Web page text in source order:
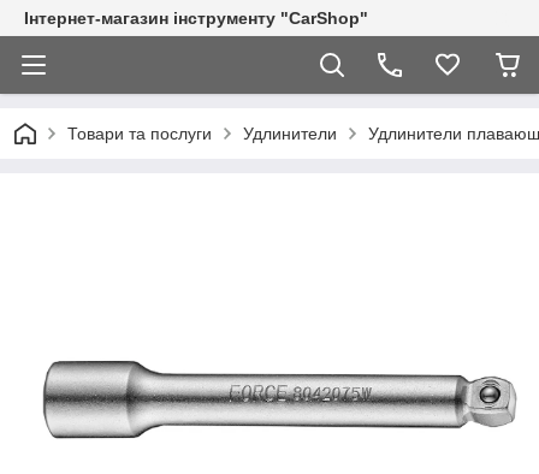
Інтернет-магазин інструменту "CarShop"
Товари та послуги Удлинители Удлинители